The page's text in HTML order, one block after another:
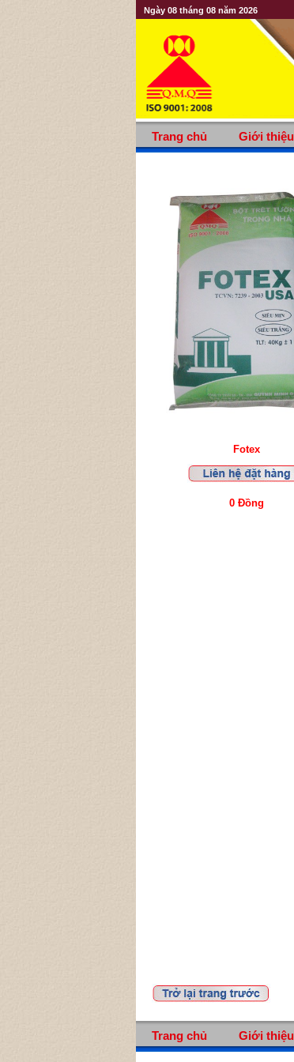
Ngày 08 tháng 08 năm 2026
Trang chủ Giới thiệu
Fotex
0 Đồng
Trang chủ Giới thiệu